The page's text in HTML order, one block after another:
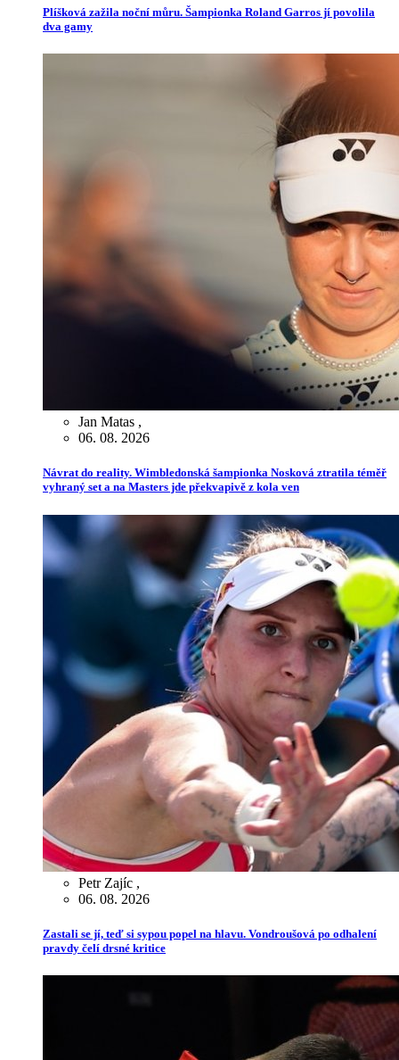
Plíšková zažila noční můru. Šampionka Roland Garros jí povolila
dva gamy
Jan Matas ,
06. 08. 2026
Návrat do reality. Wimbledonská šampionka Nosková ztratila téměř
vyhraný set a na Masters jde překvapivě z kola ven
Petr Zajíc ,
06. 08. 2026
Zastali se jí, teď si sypou popel na hlavu. Vondroušová po odhalení
pravdy čelí drsné kritice